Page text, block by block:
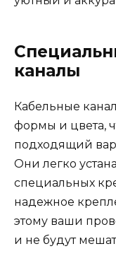
каналы
Кабельные
формы и цвета,
подходящий
Они легко
специальных
надежное
этому ваши
и не будут